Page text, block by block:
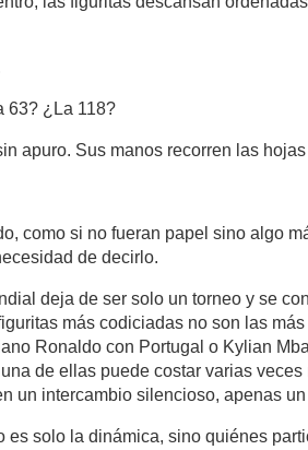
¿La 118?
apuro. Sus manos recorren las
como si no fueran papel sino algo
de decirlo.
deja de ser solo un torneo y se
más codiciadas no son las
Ronaldo con Portugal o Kylian
de ellas puede costar varias
un intercambio silencioso, apenas
es solo la dinámica, sino quiénes